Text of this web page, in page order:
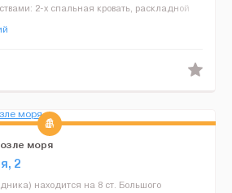
2-х спальная кровать, раскладной
машинка ...
моря
2
находится на 8 ст. Большого